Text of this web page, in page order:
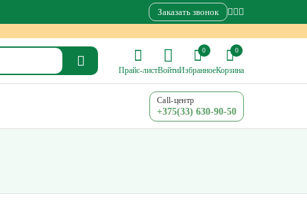
Заказать звонок
Прайс-листВойти
0
Избранное
0
Корзина
Call-центр
+375(33) 630-90-50